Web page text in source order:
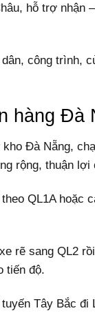
hỗ trợ nhận
công trình,
hàng Đà
Đà Nẵng,
rộng, thuận
QL1A hoặc
rẽ sang QL2
tiến độ.
Tây Bắc đi